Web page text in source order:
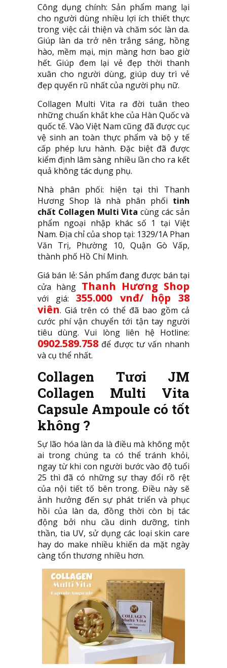
Công dụng chính: Sản phẩm mang lại
cho người dùng nhiều lợi ích thiết thực
trong việc cải thiện và chăm sóc làn da.
Giúp làn da trở nên trắng sáng, hồng
hào, mềm mại, mịn màng hơn bao giờ
hết. Giúp đem lại vẻ đẹp thời thanh
xuân cho người dùng, giúp duy trì vẻ
đẹp quyến rũ nhất của người phụ nữ.
Collagen Multi Vita ra đời tuân theo
những chuẩn khắt khe của Hàn Quốc và
quốc tế. Vào Việt Nam cũng đã được cục
vệ sinh an toàn thực phẩm và bộ y tế
cấp phép lưu hành. Đặc biệt đã được
kiểm định lâm sàng nhiều lần cho ra kết
quả không tác dụng phụ.
Nhà phân phối: hiện tại thì Thanh
Hương Shop là nhà phân phối tinh
chất Collagen Multi Vita cùng các sản
phẩm ngoại nhập khác số 1 tại Việt
Nam. Địa chỉ của shop tại: 1329/1A Phan
Văn Trị, Phường 10, Quận Gò Vấp,
thành phố Hồ Chí Minh.
Giá bán lẻ: Sản phẩm đang được bán tại
cửa hàng Thanh Hương Shop
với giá:355.000 vnđ/ hộp 38
viên. Giá trên có thể đã bao gồm cả
cước phí vận chuyển tới tận tay người
tiêu dùng. Vui lòng liên hệ Hotline:
0902.589.758 để được tư vấn nhanh
và cụ thể nhất.
Collagen Tươi JM
Collagen Multi Vita
Capsule Ampoule có tốt
không ?
Sự lão hóa làn da là điều mà không một
ai trong chúng ta có thể tránh khỏi,
ngay từ khi con người bước vào độ tuổi
25 thì đã có những sự thay đổi rõ rệt
của nội tiết tố bên trong. Điều này sẽ
ảnh hưởng đến sự phát triển và phục
hồi của làn da, đồng thời còn bị tác
động bởi nhu cầu dinh dưỡng, tinh
thần, tia UV, sử dụng các loại skin care
hay do make nhiều khiến da mặt ngày
càng tổn thương nhiều hơn.